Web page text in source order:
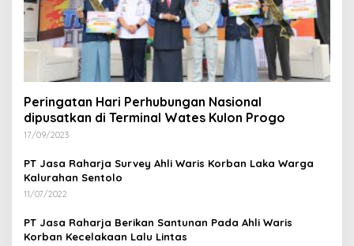
Peringatan Hari Perhubungan Nasional
dipusatkan di Terminal Wates Kulon Progo
17/09/2023
PT Jasa Raharja Survey Ahli Waris Korban Laka Warga
Kalurahan Sentolo
11/07/2022
PT Jasa Raharja Berikan Santunan Pada Ahli Waris
Korban Kecelakaan Lalu Lintas